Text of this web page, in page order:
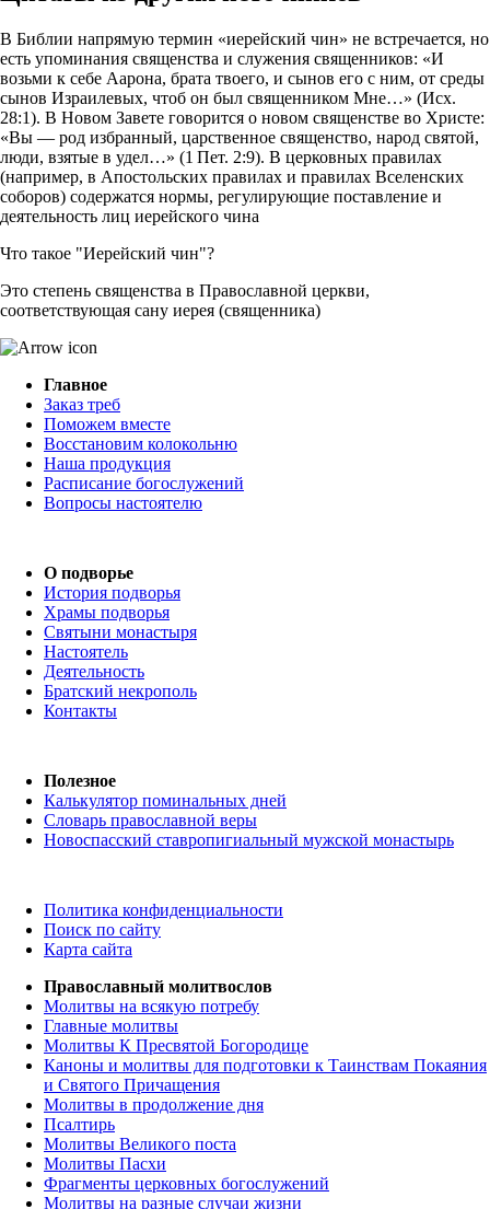
В Библии напрямую термин «иерейский чин» не встречается, но
есть упоминания священства и служения священников: «И
возьми к себе Аарона, брата твоего, и сынов его с ним, от среды
сынов Израилевых, чтоб он был священником Мне…» (Исх.
28:1). В Новом Завете говорится о новом священстве во Христе:
«Вы — род избранный, царственное священство, народ святой,
люди, взятые в удел…» (1 Пет. 2:9). В церковных правилах
(например, в Апостольских правилах и правилах Вселенских
соборов) содержатся нормы, регулирующие поставление и
деятельность лиц иерейского чина
Что такое "Иерейский чин"?
Это степень священства в Православной церкви,
соответствующая сану иерея (священника)
Главное
Заказ треб
Поможем вместе
Восстановим колокольню
Наша продукция
Расписание богослужений
Вопросы настоятелю
О подворье
История подворья
Храмы подворья
Святыни монастыря
Настоятель
Деятельность
Братский некрополь
Контакты
Полезное
Калькулятор поминальных дней
Словарь православной веры
Новоспасский ставропигиальный мужской монастырь
Политика конфиденциальности
Поиск по сайту
Карта сайта
Православный молитвослов
Молитвы на всякую потребу
Главные молитвы
Молитвы К Пресвятой Богородице
Каноны и молитвы для подготовки к Таинствам Покаяния
и Святого Причащения
Молитвы в продолжение дня
Псалтирь
Молитвы Великого поста
Молитвы Пасхи
Фрагменты церковных богослужений
Молитвы на разные случаи жизни